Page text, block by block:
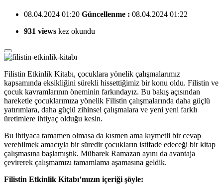
08.04.2024 01:20 Güncellenme : 08.04.2024 01:22
931 views kez okundu
Filistin Etkinlik Kitabı, çocuklara yönelik çalışmalarımız
kapsamında eksikliğini sürekli hissettiğimiz bir konu oldu. Filistin ve
çocuk kavramlarının öneminin farkındayız. Bu bakış açısından
hareketle çocuklarımıza yönelik Filistin çalışmalarında daha güçlü
yatırımlara, daha güçlü zihinsel çalışmalara ve yeni yeni farklı
üretimlere ihtiyaç olduğu kesin.
Bu ihtiyaca tamamen olmasa da kısmen ama kıymetli bir cevap
verebilmek amacıyla bir süredir çocukların istifade edeceği bir kitap
çalışmasına başlamıştık. Mübarek Ramazan ayını da avantaja
çevirerek çalışmamızı tamamlama aşamasına geldik.
Filistin Etkinlik Kitabı’mızın içeriği şöyle: